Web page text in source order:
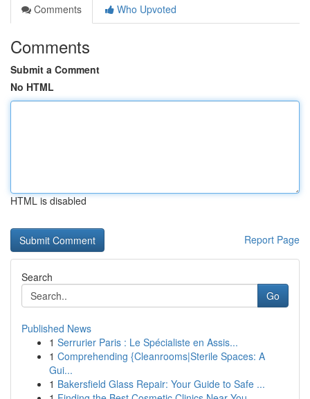
Comments
Who Upvoted
Comments
Submit a Comment
No HTML
HTML is disabled
Report Page
Search
Go
Published News
1 Serrurier Paris : Le Spécialiste en Assis...
1 Comprehending {Cleanrooms|Sterile Spaces: A
Gui...
1 Bakersfield Glass Repair: Your Guide to Safe ...